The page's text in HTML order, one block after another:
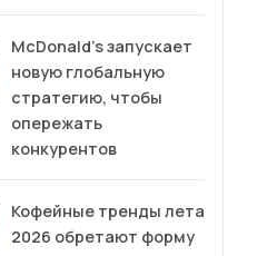
McDonald’s запускает
новую глобальную
стратегию, чтобы
опережать
конкурентов
Кофейные тренды лета
2026 обретают форму